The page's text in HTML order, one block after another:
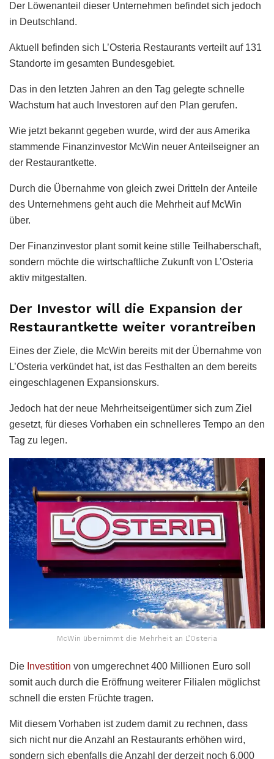
Der Löwenanteil dieser Unternehmen befindet sich jedoch
in Deutschland.
Aktuell befinden sich L’Osteria Restaurants verteilt auf 131
Standorte im gesamten Bundesgebiet.
Das in den letzten Jahren an den Tag gelegte schnelle
Wachstum hat auch Investoren auf den Plan gerufen.
Wie jetzt bekannt gegeben wurde, wird der aus Amerika
stammende Finanzinvestor McWin neuer Anteilseigner an
der Restaurantkette.
Durch die Übernahme von gleich zwei Dritteln der Anteile
des Unternehmens geht auch die Mehrheit auf McWin
über.
Der Finanzinvestor plant somit keine stille Teilhaberschaft,
sondern möchte die wirtschaftliche Zukunft von L’Osteria
aktiv mitgestalten.
Der Investor will die Expansion der
Restaurantkette weiter vorantreiben
Eines der Ziele, die McWin bereits mit der Übernahme von
L’Osteria verkündet hat, ist das Festhalten an dem bereits
eingeschlagenen Expansionskurs.
Jedoch hat der neue Mehrheitseigentümer sich zum Ziel
gesetzt, für dieses Vorhaben ein schnelleres Tempo an den
Tag zu legen.
McWin übernimmt die Mehrheit an L’Osteria
Die Investition von umgerechnet 400 Millionen Euro soll
somit auch durch die Eröffnung weiterer Filialen möglichst
schnell die ersten Früchte tragen.
Mit diesem Vorhaben ist zudem damit zu rechnen, dass
sich nicht nur die Anzahl an Restaurants erhöhen wird,
sondern sich ebenfalls die Anzahl der derzeit noch 6.000